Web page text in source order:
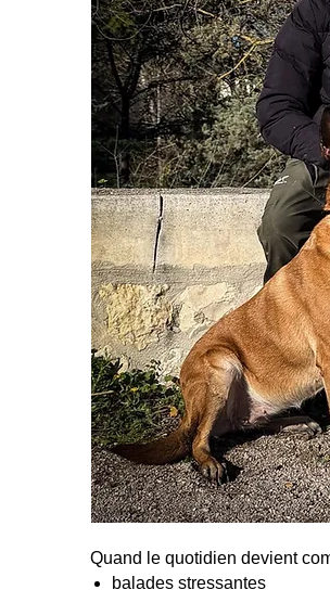
Quand le quotidien devient
balades stressantes